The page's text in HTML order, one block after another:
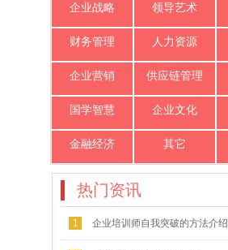
企业战略 领导艺术
财务管理 人力资源
企业营销 供应链管理
国学智慧 企业文化
金融经济 其它
热门资讯
1 企业培训师自我突破的方法介绍